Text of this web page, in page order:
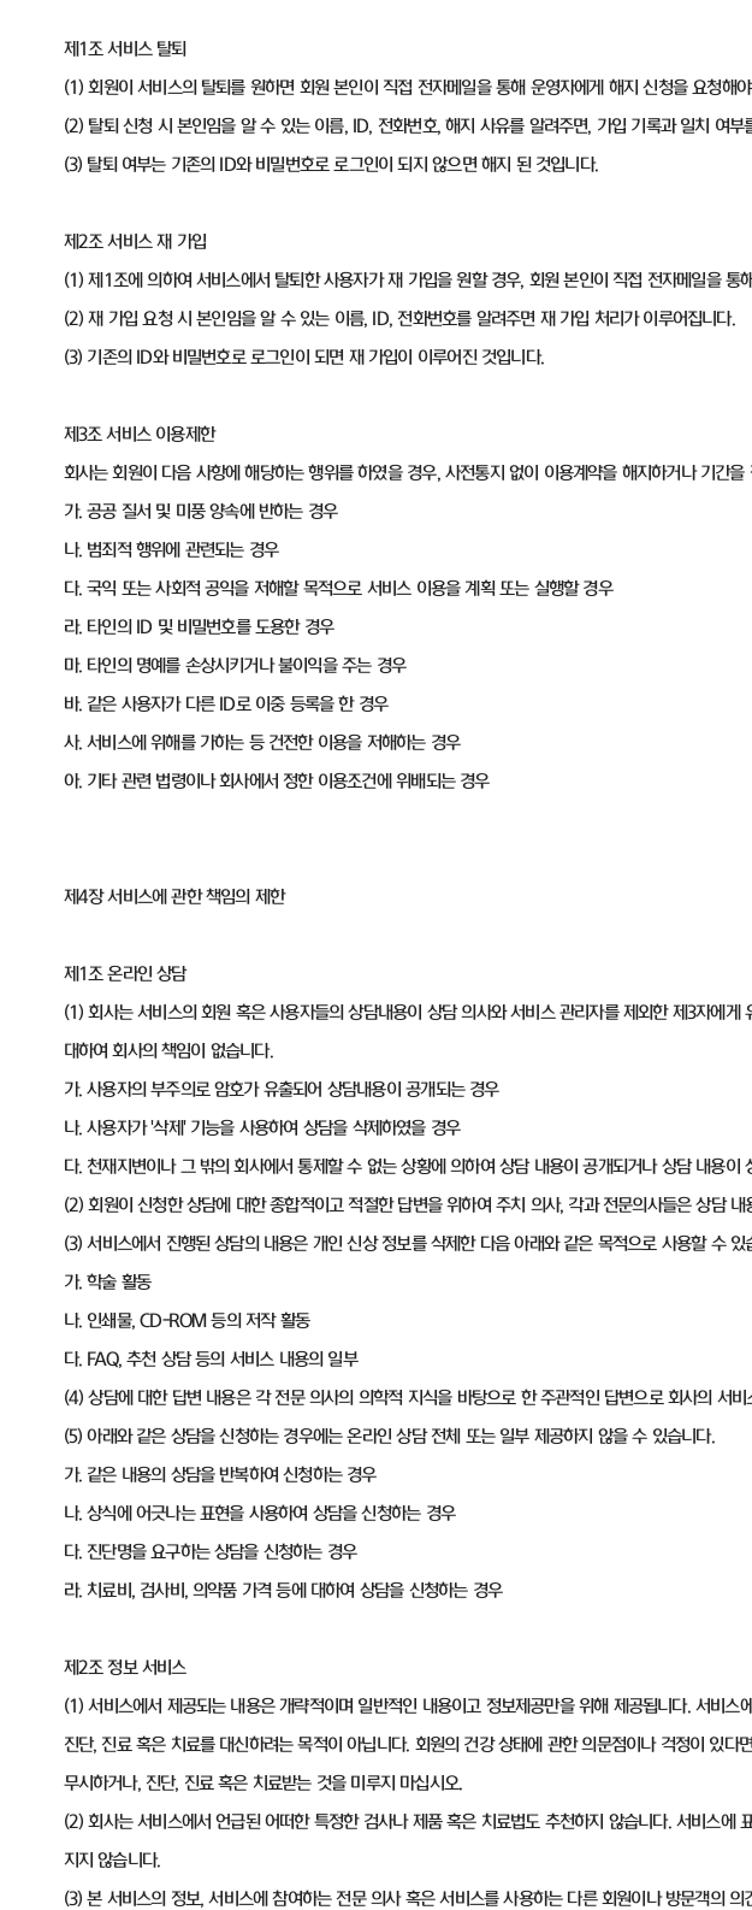
제1조 서비스 탈퇴
(1) 회원이 서비스의 탈퇴를 원하면 회원 본인이 직접 전자메일을 통해 운영자에게 해지 신청을 요청해
(2) 탈퇴 신청 시 본인임을 알 수 있는 이름, ID, 전화번호, 해지 사유를 알려주면, 가입 기록과 일치 여부
(3) 탈퇴 여부는 기존의 ID와 비밀번호로 로그인이 되지 않으면 해지 된 것입니다.
제2조 서비스 재 가입
(1) 제1조에 의하여 서비스에서 탈퇴한 사용자가 재 가입을 원할 경우, 회원 본인이 직접 전자메일을 통
(2) 재 가입 요청 시 본인임을 알 수 있는 이름, ID, 전화번호를 알려주면 재 가입 처리가 이루어집니다.
(3) 기존의 ID와 비밀번호로 로그인이 되면 재 가입이 이루어진 것입니다.
제3조 서비스 이용제한
회사는 회원이 다음 사항에 해당하는 행위를 하였을 경우, 사전통지 없이 이용계약을 해지하거나 기간
가. 공공 질서 및 미풍 양속에 반하는 경우
나. 범죄적 행위에 관련되는 경우
다. 국익 또는 사회적 공익을 저해할 목적으로 서비스 이용을 계획 또는 실행할 경우
라. 타인의 ID 및 비밀번호를 도용한 경우
마. 타인의 명예를 손상시키거나 불이익을 주는 경우
바. 같은 사용자가 다른 ID로 이중 등록을 한 경우
사. 서비스에 위해를 가하는 등 건전한 이용을 저해하는 경우
아. 기타 관련 법령이나 회사에서 정한 이용조건에 위배되는 경우
제4장 서비스에 관한 책임의 제한
제1조 온라인 상담
(1) 회사는 서비스의 회원 혹은 사용자들의 상담내용이 상담 의사와 서비스 관리자를 제외한 제3자에
대하여 회사의 책임이 없습니다.
가. 사용자의 부주의로 암호가 유출되어 상담내용이 공개되는 경우
나. 사용자가 '삭제' 기능을 사용하여 상담을 삭제하였을 경우
다. 천재지변이나 그 밖의 회사에서 통제할 수 없는 상황에 의하여 상담 내용이 공개되거나 상담 내용이
(2) 회원이 신청한 상담에 대한 종합적이고 적절한 답변을 위하여 주치 의사, 각과 전문의사들은 상담
(3) 서비스에서 진행된 상담의 내용은 개인 신상 정보를 삭제한 다음 아래와 같은 목적으로 사용할 수 있
가. 학술 활동
나. 인쇄물, CD-ROM 등의 저작 활동
다. FAQ, 추천 상담 등의 서비스 내용의 일부
(4) 상담에 대한 답변 내용은 각 전문 의사의 의학적 지식을 바탕으로 한 주관적인 답변으로 회사의 서
(5) 아래와 같은 상담을 신청하는 경우에는 온라인 상담 전체 또는 일부 제공하지 않을 수 있습니다.
가. 같은 내용의 상담을 반복하여 신청하는 경우
나. 상식에 어긋나는 표현을 사용하여 상담을 신청하는 경우
다. 진단명을 요구하는 상담을 신청하는 경우
라. 치료비, 검사비, 의약품 가격 등에 대하여 상담을 신청하는 경우
제2조 정보 서비스
(1) 서비스에서 제공되는 내용은 개략적이며 일반적인 내용이고 정보제공만을 위해 제공됩니다. 서비
진단, 진료 혹은 치료를 대신하려는 목적이 아닙니다. 회원의 건강 상태에 관한 의문점이나 걱정이 있
무시하거나, 진단, 진료 혹은 치료받는 것을 미루지 마십시오.
(2) 회사는 서비스에서 언급된 어떠한 특정한 검사나 제품 혹은 치료법도 추천하지 않습니다. 서비스
지지 않습니다.
(3) 본 서비스의 정보, 서비스에 참여하는 전문 의사 혹은 서비스를 사용하는 다른 회원이나 방문객의